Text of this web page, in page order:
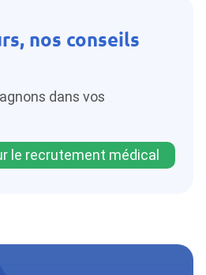
nos conseils
dans vos
le recrutement médical